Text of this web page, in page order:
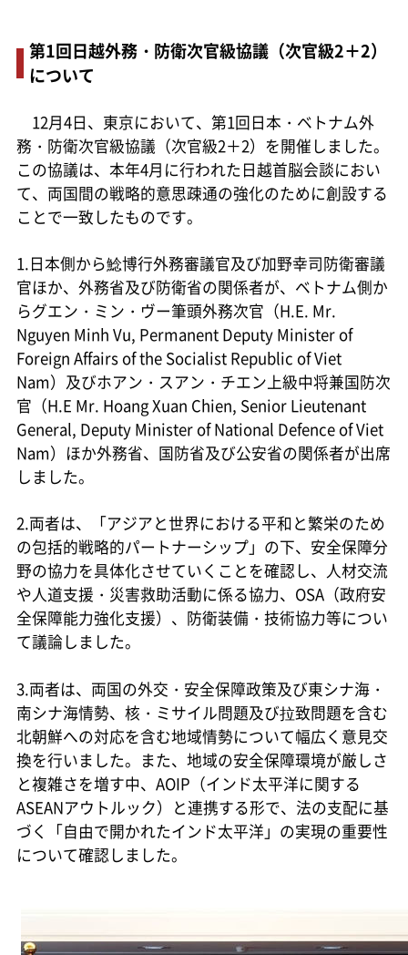
第1回日越外務・防衛次官級協議（次官級2＋2）
について
12月4日、東京において、第1回日本・ベトナム外
務・防衛次官級協議（次官級2＋2）を開催しました。
この協議は、本年4月に行われた日越首脳会談におい
て、両国間の戦略的意思疎通の強化のために創設する
ことで一致したものです。
1.日本側から鯰博行外務審議官及び加野幸司防衛審議
官ほか、外務省及び防衛省の関係者が、ベトナム側か
らグエン・ミン・ヴー筆頭外務次官（H.E. Mr.
Nguyen Minh Vu, Permanent Deputy Minister of
Foreign Affairs of the Socialist Republic of Viet
Nam）及びホアン・スアン・チエン上級中将兼国防次
官（H.E Mr. Hoang Xuan Chien, Senior Lieutenant
General, Deputy Minister of National Defence of Viet
Nam）ほか外務省、国防省及び公安省の関係者が出席
しました。
2.両者は、「アジアと世界における平和と繁栄のため
の包括的戦略的パートナーシップ」の下、安全保障分
野の協力を具体化させていくことを確認し、人材交流
や人道支援・災害救助活動に係る協力、OSA（政府安
全保障能力強化支援）、防衛装備・技術協力等につい
て議論しました。
3.両者は、両国の外交・安全保障政策及び東シナ海・
南シナ海情勢、核・ミサイル問題及び拉致問題を含む
北朝鮮への対応を含む地域情勢について幅広く意見交
換を行いました。また、地域の安全保障環境が厳しさ
と複雑さを増す中、AOIP（インド太平洋に関する
ASEANアウトルック）と連携する形で、法の支配に基
づく「自由で開かれたインド太平洋」の実現の重要性
について確認しました。